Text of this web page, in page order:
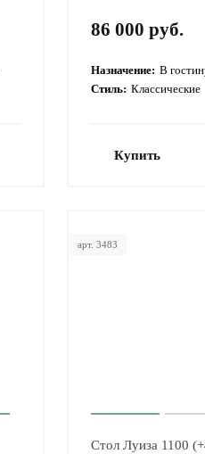
86 000 руб.
Назначение: В
Стиль: Классические
Купить
арт. 3483
Стол Луиза 1100